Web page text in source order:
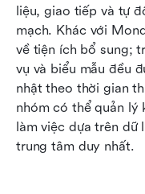
liệu, giao tiếp và tự
mạch. Khác với
về tiện ích bổ sung;
vụ và biểu mẫu đều
nhật theo thời gian
nhóm có thể quản lý
làm việc dựa trên dữ
trung tâm duy nhất.